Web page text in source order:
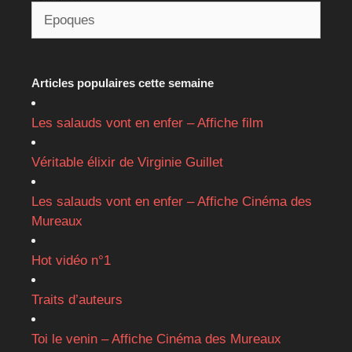
Articles populaires cette semaine
Les salauds vont en enfer – Affiche film
Véritable élixir de Virginie Guillet
Les salauds vont en enfer – Affiche Cinéma des
Mureaux
Hot vidéo n°1
Traits d’auteurs
Toi le venin – Affiche Cinéma des Mureaux